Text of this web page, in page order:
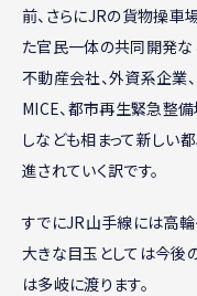
前、さらにJRの貨物操車
た官民一体の共同開発な
不動産会社、外資系企業、
MICE、都市再生緊急整
しなども相まって新しい
進されていく訳です。
すでにJR山手線には高輪
大きな目玉としては今後
は多岐に渡ります。